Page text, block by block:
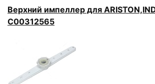
Верхний импеллер для
C00312565